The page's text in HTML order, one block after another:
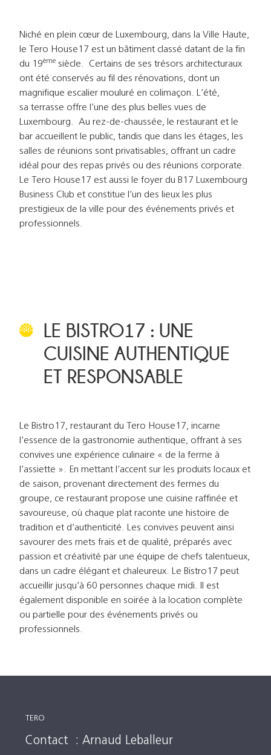
Niché en plein cœur de Luxembourg, dans la Ville Haute,
le Tero House17 est un bâtiment classé datant de la fin
du 19ème siècle. Certains de ses trésors architecturaux
ont été conservés au fil des rénovations, dont un
magnifique escalier mouluré en colimaçon. L’été,
sa terrasse offre l’une des plus belles vues de
Luxembourg. Au rez-de-chaussée, le restaurant et le
bar accueillent le public, tandis que dans les étages, les
salles de réunions sont privatisables, offrant un cadre
idéal pour des repas privés ou des réunions corporate.
Le Tero House17 est aussi le foyer du B17 Luxembourg
Business Club et constitue l’un des lieux les plus
prestigieux de la ville pour des événements privés et
professionnels.
LE BISTRO17 : UNE
CUISINE AUTHENTIQUE
ET RESPONSABLE
Le Bistro17, restaurant du Tero House17, incarne
l’essence de la gastronomie authentique, offrant à ses
convives une expérience culinaire « de la ferme à
l’assiette ». En mettant l’accent sur les produits locaux et
de saison, provenant directement des fermes du
groupe, ce restaurant propose une cuisine raffinée et
savoureuse, où chaque plat raconte une histoire de
tradition et d’authenticité. Les convives peuvent ainsi
savourer des mets frais et de qualité, préparés avec
passion et créativité par une équipe de chefs talentueux,
dans un cadre élégant et chaleureux. Le Bistro17 peut
accueillir jusqu’à 60 personnes chaque midi. Il est
également disponible en soirée à la location complète
ou partielle pour des événements privés ou
professionnels.
TERO
Contact : Arnaud Leballeur